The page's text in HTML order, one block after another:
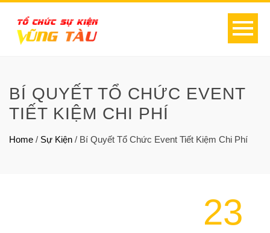
BÍ QUYẾT TỔ CHỨC EVENT
TIẾT KIỆM CHI PHÍ
Home / Sự Kiện / Bí Quyết Tổ Chức Event Tiết Kiệm Chi Phí
23